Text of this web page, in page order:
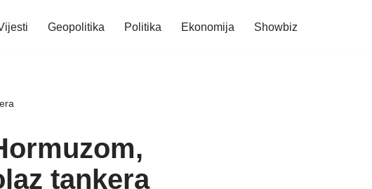
Geopolitika Politika Ekonomija Showbiz
tankera